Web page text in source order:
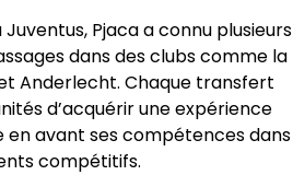
Pjaca a connu plusieurs
dans des clubs comme la
Anderlecht. Chaque transfert
d’acquérir une expérience
avant ses compétences dans
compétitifs.